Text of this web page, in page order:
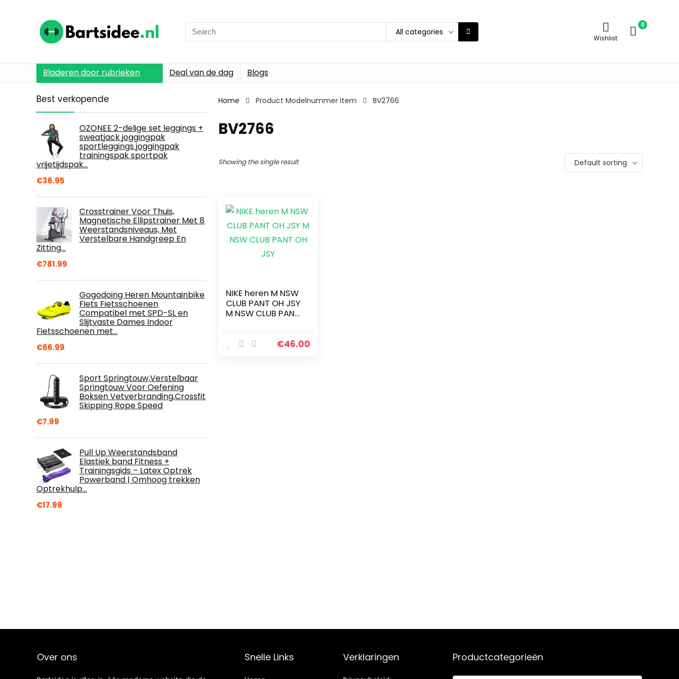
Search
for:
All categories
Wishlist
0
Bladeren door rubrieken Deal van de dag Blogs
Best verkopende
OZONEE 2-delige set leggings +
sweatjack joggingpak
sportleggings joggingpak
trainingspak sportpak
vrijetijdspak…
€36.95
Crosstrainer Voor Thuis,
Magnetische Ellipstrainer Met 8
Weerstandsniveaus, Met
Verstelbare Handgreep En
Zitting…
€781.99
Gogodoing Heren Mountainbike
Fiets Fietsschoenen
Compatibel met SPD-SL en
Slijtvaste Dames Indoor
Fietsschoenen met…
€66.99
Sport Springtouw,Verstelbaar
Springtouw Voor Oefening
Boksen Vetverbranding,Crossfit
Skipping Rope Speed
€7.99
Pull Up Weerstandsband
Elastiek band Fitness +
Trainingsgids – Latex Optrek
Powerband | Omhoog trekken
Optrekhulp…
€17.99
Home Product Modelnummer item BV2766
BV2766
Showing the single result Default sorting
NIKE heren M NSW
CLUB PANT OH JSY
M NSW CLUB PANT
€46.00
Over ons Snelle Links Verklaringen Productcategorieën